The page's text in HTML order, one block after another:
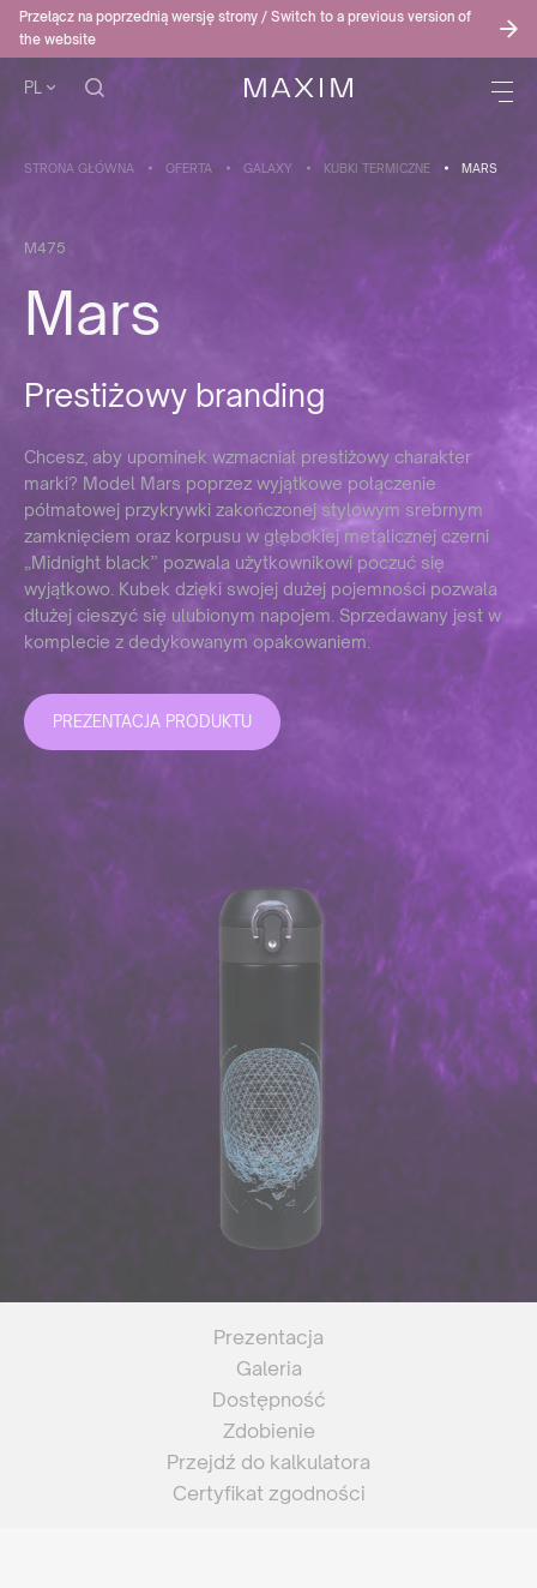
Przełącz na poprzednią wersję strony / Switch to a previous version of
the website
PL
STRONA GŁÓWNA OFERTA GALAXY KUBKI TERMICZNE MARS
M475
Mars
Prestiżowy branding
Chcesz, aby upominek wzmacniał prestiżowy charakter
marki? Model Mars poprzez wyjątkowe połączenie
półmatowej przykrywki zakończonej stylowym srebrnym
zamknięciem oraz korpusu w głębokiej metalicznej czerni
„Midnight black” pozwala użytkownikowi poczuć się
wyjątkowo. Kubek dzięki swojej dużej pojemności pozwala
dłużej cieszyć się ulubionym napojem. Sprzedawany jest w
komplecie z dedykowanym opakowaniem.
PREZENTACJA PRODUKTU
Prezentacja
Galeria
Dostępność
Zdobienie
Przejdź do kalkulatora
Certyfikat zgodności